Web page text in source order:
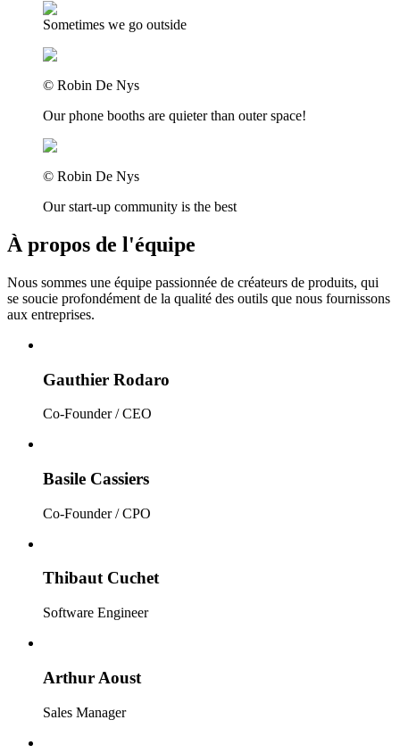
Sometimes we go outside
© Robin De Nys
Our phone booths are quieter than outer space!
© Robin De Nys
Our start-up community is the best
À propos de l'équipe
Nous sommes une équipe passionnée de créateurs de produits, qui
se soucie profondément de la qualité des outils que nous fournissons
aux entreprises.
Gauthier Rodaro
Co-Founder / CEO
Basile Cassiers
Co-Founder / CPO
Thibaut Cuchet
Software Engineer
Arthur Aoust
Sales Manager